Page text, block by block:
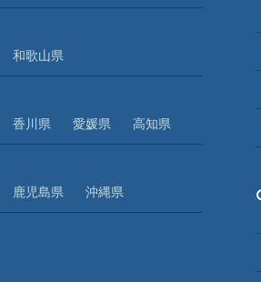
和歌山県
香川県 愛媛県 高知県
鹿児島県 沖縄県